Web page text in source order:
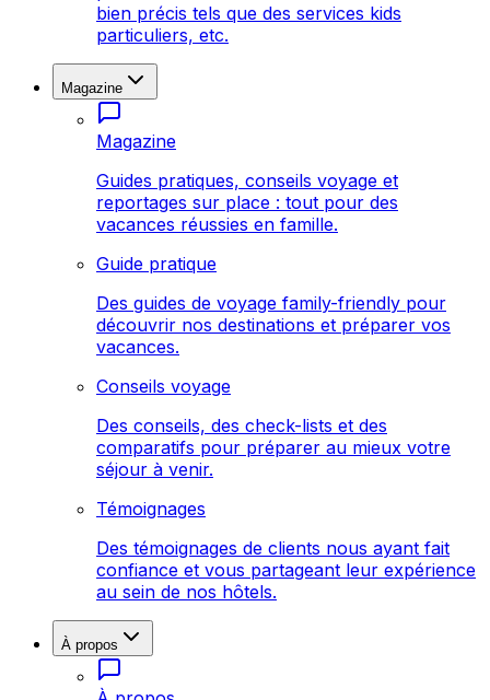
bien précis tels que des services kids
particuliers, etc.
Magazine
Magazine
Guides pratiques, conseils voyage et
reportages sur place : tout pour des
vacances réussies en famille.
Guide pratique
Des guides de voyage family-friendly pour
découvrir nos destinations et préparer vos
vacances.
Conseils voyage
Des conseils, des check-lists et des
comparatifs pour préparer au mieux votre
séjour à venir.
Témoignages
Des témoignages de clients nous ayant fait
confiance et vous partageant leur expérience
au sein de nos hôtels.
À propos